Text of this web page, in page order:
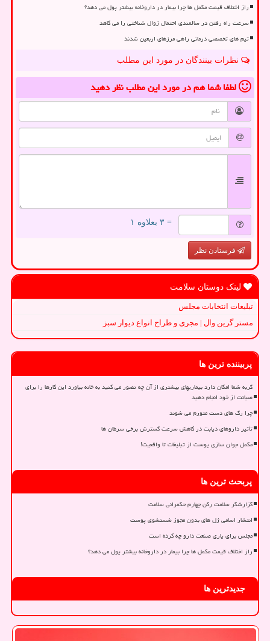
راز اختلاف قیمت مکمل ها چرا بیمار در داروخانه بیشتر پول می دهد؟
سرعت راه رفتن در سالمندی احتمال زوال شناختی را می کاهد
تیم های تخصصی درمانی راهی مرزهای اربعین شدند
نظرات بینندگان در مورد این مطلب
لطفا شما همدر مورد این مطلبنظر دهید
= ۳ بعلاوه ۱
فرستادن نظر
لینک دوستان سلامت
تبلیغات انتخابات مجلس
مستر گرین وال | مجری و طراح انواع دیوار سبز
پربیننده ترین ها
گربه شما امکان دارد بیماریهای بیشتری از آن چه تصور می کنید به خانه بیاورد این کارها را برای
صیانت از خود انجام دهید
چرا رگ های دست متورم می شوند
تأثیر داروهای دیابت در کاهش سرعت گسترش برخی سرطان ها
مکمل جوان سازی پوست از تبلیغات تا واقعیت!
پربحث ترین ها
گزارشگر سلامت رکن چهارم حکمرانی سلامت
انتشار اسامی ژل های بدون مجوز شستشوی پوست
مجلس برای یاری صنعت دارو چه کرده است
راز اختلاف قیمت مکمل ها چرا بیمار در داروخانه بیشتر پول می دهد؟
جدیدترین ها